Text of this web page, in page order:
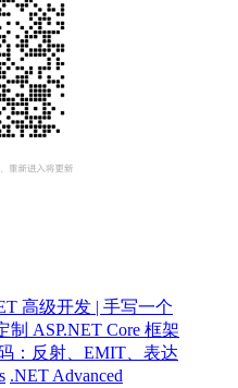
高级开发 | 手写一个
制 ASP.NET Core 框架
：反射、EMIT、表达
.NET Advanced